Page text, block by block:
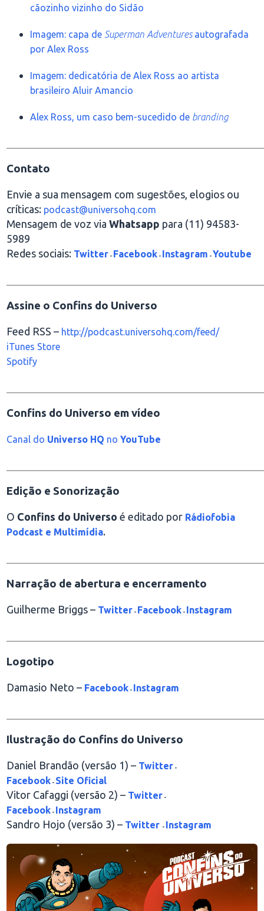
cãozinho vizinho do Sidão
Imagem: capa de Superman Adventuresautografada
por Alex Ross
Imagem: dedicatória de Alex Ross ao artista
brasileiro Aluir Amancio
Alex Ross, um caso bem-sucedido de branding
Contato
Envie a sua mensagem com sugestões, elogios ou
críticas: podcast@universohq.com
Mensagem de voz viaWhatsapp para (11) 94583-
5989
Redes sociais: Twitter - Facebook - Instagram - Youtube
Assine o Confins do Universo
Feed RSS – http://podcast.universohq.com/feed/
iTunes Store
Spotify
Confins do Universo em vídeo
Canal do Universo HQ no YouTube
Edição e Sonorização
O Confins do Universo é editado por Rádiofobia
Podcast e Multimídia.
Narração de abertura e encerramento
Guilherme Briggs – Twitter - Facebook - Instagram
Logotipo
Damasio Neto – Facebook - Instagram
Ilustração do Confins do Universo
Daniel Brandão (versão 1) – Twitter -
Facebook - Site Oficial
Vitor Cafaggi (versão 2) – Twitter -
Facebook - Instagram
Sandro Hojo (versão 3) – Twitter - Instagram